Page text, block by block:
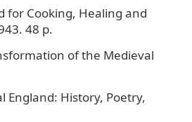
for Cooking, Healing and
48 p.
of the Medieval
England: History, Poetry,